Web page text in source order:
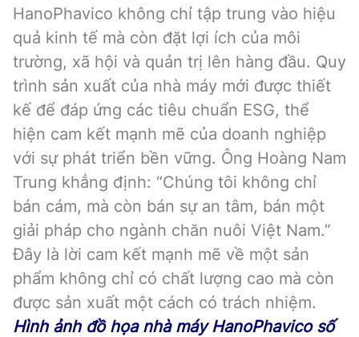
HanoPhavico không chỉ tập trung vào hiệu
quả kinh tế mà còn đặt lợi ích của môi
trường, xã hội và quản trị lên hàng đầu. Quy
trình sản xuất của nhà máy mới được thiết
kế để đáp ứng các tiêu chuẩn ESG, thể
hiện cam kết mạnh mẽ của doanh nghiệp
với sự phát triển bền vững. Ông Hoàng Nam
Trung khẳng định: “Chúng tôi không chỉ
bán cám, mà còn bán sự an tâm, bán một
giải pháp cho ngành chăn nuôi Việt Nam.”
Đây là lời cam kết mạnh mẽ về một sản
phẩm không chỉ có chất lượng cao mà còn
được sản xuất một cách có trách nhiệm.
Hình ảnh đồ họa nhà máy HanoPhavico số